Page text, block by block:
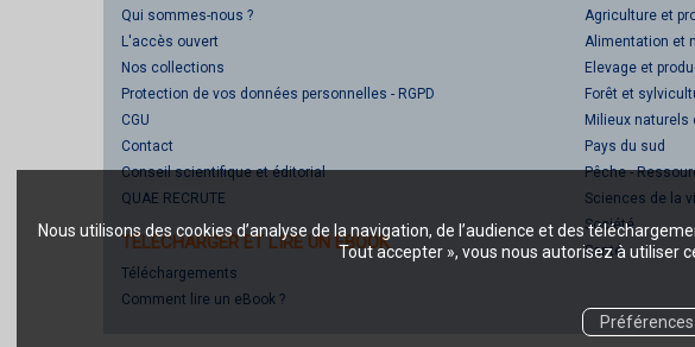
Nous utilisons des cookies d’analyse de la navigation, de l’audience et des
Tout accepter », vous nous autorisez à utiliser
Préférences
Qui sommes-nous ?
L'accès ouvert
Nos collections
Protection de vos données personnelles - RGPD
CGU
Contact
Conseil scientifique et éditorial
QUAE RECRUTE
TÉLÉCHARGER ET LIRE UN EBOOK
Téléchargements
Comment lire un eBook ?
Agriculture et
Alimentation et
Elevage et
Forêt et
Milieux naturels
Pays du sud
Pêche -
Sciences de la
Société
Santé